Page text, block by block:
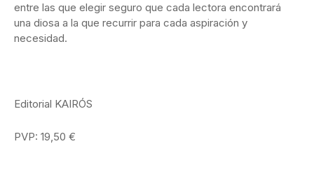
entre las que elegir seguro que cada lectora encontrará
una diosa a la que recurrir para cada aspiración y
necesidad.
Editorial KAIRÓS
PVP: 19,50 €